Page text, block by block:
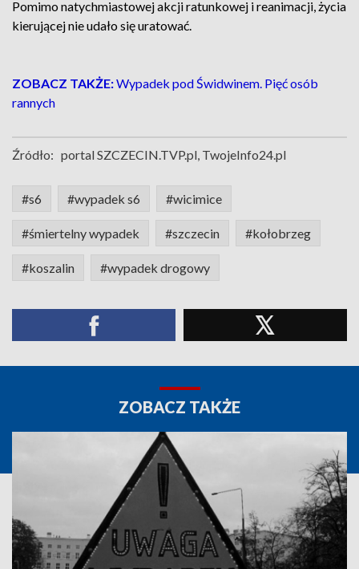
Pomimo natychmiastowej akcji ratunkowej i reanimacji, życia
kierującej nie udało się uratować.
ZOBACZ TAKŻE:Wypadek pod Świdwinem. Pięć osób
rannych
Źródło: portal SZCZECIN.TVP.pl, TwojeInfo24.pl
#s6 #wypadek s6 #wicimice
#śmiertelny wypadek #szczecin #kołobrzeg
#koszalin #wypadek drogowy
ZOBACZ TAKŻE